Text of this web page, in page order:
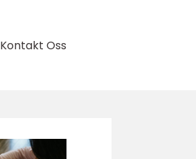
Kontakt Oss